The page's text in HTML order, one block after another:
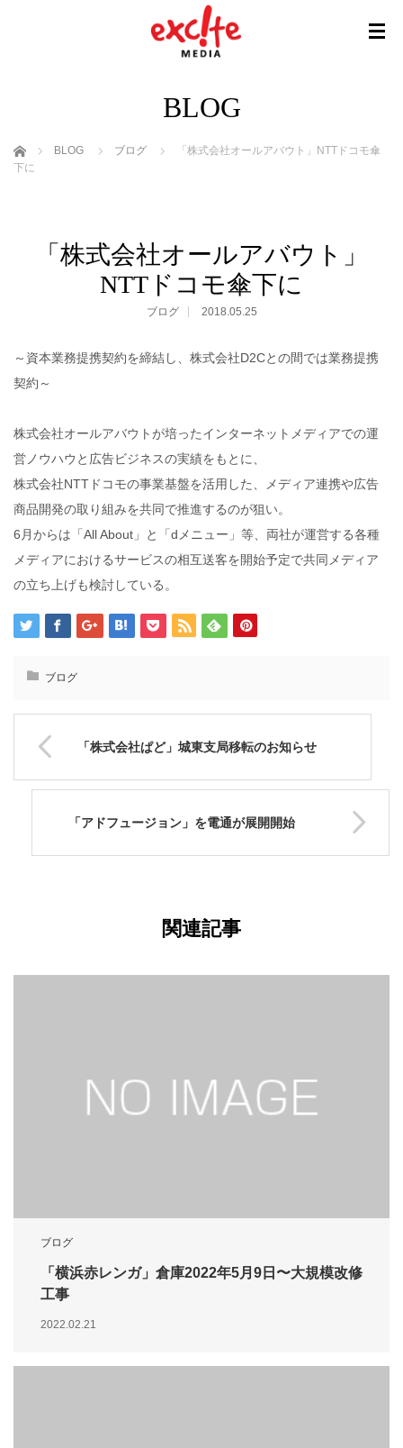
BLOG
ホーム BLOG ブログ
「株式会社オールアバウト」NTTドコモ傘
下に
「株式会社オールアバウト」
NTTドコモ傘下に
ブログ 2018.05.25
～資本業務提携契約を締結し、株式会社D2Cとの間では業務提携
契約～
株式会社オールアバウトが培ったインターネットメディアでの運
営ノウハウと広告ビジネスの実績をもとに、
株式会社NTTドコモの事業基盤を活用した、メディア連携や広告
商品開発の取り組みを共同で推進するのが狙い。
6月からは「All About」と「dメニュー」等、両社が運営する各種
メディアにおけるサービスの相互送客を開始予定で共同メディア
の立ち上げも検討している。
ブログ
「株式会社ぱど」城東支局移転のお知らせ
「アドフュージョン」を電通が展開開始
関連記事
ブログ
「横浜赤レンガ」倉庫2022年5月9日〜大規模改修
工事
2022.02.21